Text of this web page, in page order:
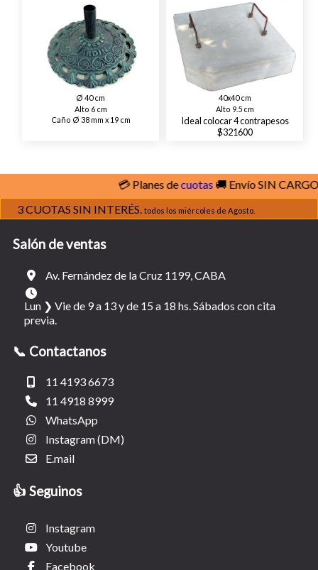
Ø 40 cm
Alto 6 cm
Caño Ø 38 mm x 19 cm
40x40 cm
Alto 9.5 cm
Ideal colocar 4 contrapesos
$321600
💳 Planes decuotas🚚 Envío SIN CARGO
3 CUOTAS SIN INTERÉS. todos los miércoles de Agosto.
Salón de ventas
Av. Fernández de la Cruz 1199, CABA
Lun ❯ Vie de 9 a 13 y de 15 a 18 hs. Sábados con cita
previa.
📞 Contactanos
11 4193 6673
11 4918 8999
WhatsApp
Instagram (DM)
E.mail
👍 Seguinos
Instagram
Youtube
Facebook